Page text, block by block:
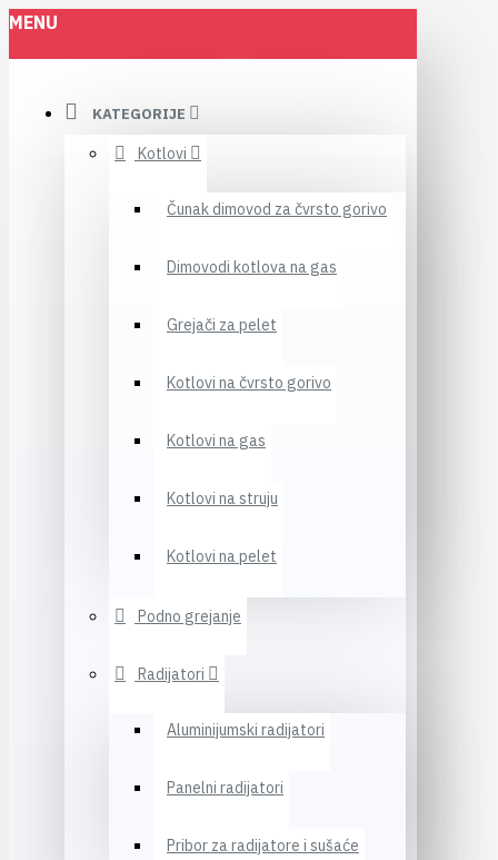
MENU
KATEGORIJE
Kotlovi
Čunak dimovod za čvrsto gorivo
Dimovodi kotlova na gas
Grejači za pelet
Kotlovi na čvrsto gorivo
Kotlovi na gas
Kotlovi na struju
Kotlovi na pelet
Podno grejanje
Radijatori
Aluminijumski radijatori
Panelni radijatori
Pribor za radijatore i sušaće